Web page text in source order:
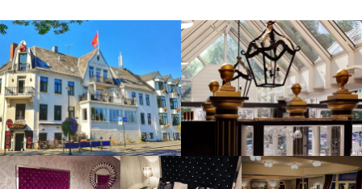
Göteborg
Malmö
Hela Norge
Oslo